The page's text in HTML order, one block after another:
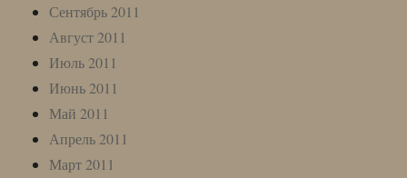
Сентябрь 2011
Август 2011
Июль 2011
Июнь 2011
Май 2011
Апрель 2011
Март 2011